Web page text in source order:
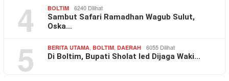
4 BOLTIM 6240 Dilihat
Sambut Safari Ramadhan Wagub Sulut,
Oska…
5 BERITA UTAMA BOLTIM DAERAH 6055 Dilihat
Di Boltim, Bupati Sholat Ied Dijaga Waki…